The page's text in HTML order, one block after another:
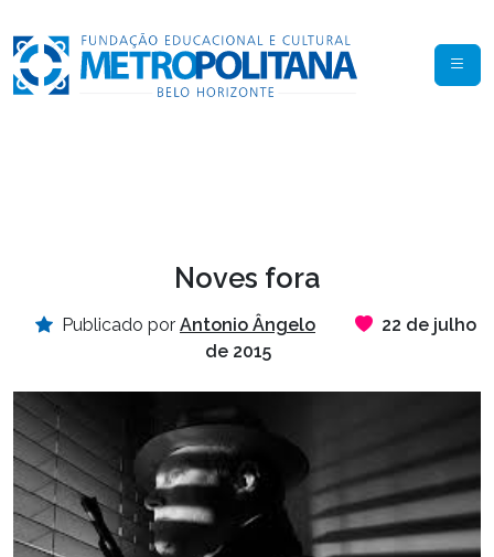
Noves fora
Publicado por Antonio Ângelo
22 de julho
de 2015